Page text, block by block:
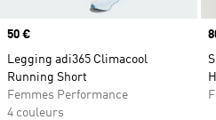
Prix
50 €
Legging adi365 Climacool
Running Short
Femmes Performance
4 couleurs